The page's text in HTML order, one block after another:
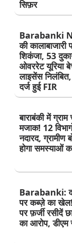
सिफ़र
Barabanki
की
शिकंजा, 53
ओवररेट यूरिया
लाइसेंस
दर्ज हुई FIR
बाराबंकी में ग्राम
मजाक! 12
नदारद,
होगा समस्याओं
Barabanki:
पर कब्ज़े का
पर फ़र्जी रसीदें
का आरोप, डीएम